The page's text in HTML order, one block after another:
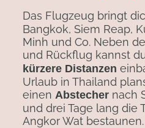
Das Flugzeug bringt
Bangkok, Siem Reap,
Minh und Co. Neben
und Rückflug kannst
kürzere Distanzen
Urlaub in Thailand
einen Abstechernach
und drei Tage lang die
Angkor Wat bestaunen.